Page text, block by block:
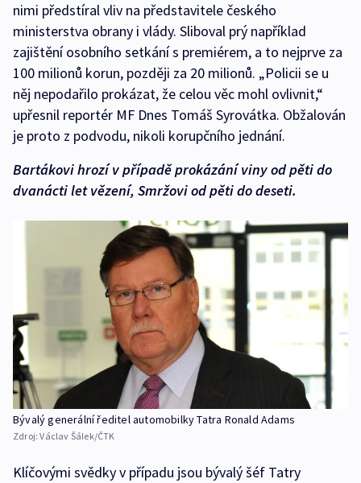
nimi předstíral vliv na představitele českého
ministerstva obrany i vlády. Sliboval prý například
zajištění osobního setkání s premiérem, a to nejprve za
100 milionů korun, později za 20 milionů. „Policii se u
něj nepodařilo prokázat, že celou věc mohl ovlivnit,“
upřesnil reportér MF Dnes Tomáš Syrovátka. Obžalován
je proto z podvodu, nikoli korupčního jednání.
Bartákovi hrozí v případě prokázání viny od pěti do
dvanácti let vězení, Smržovi od pěti do deseti.
Bývalý generální ředitel automobilky Tatra Ronald Adams
Zdroj:Václav Šálek/ČTK
Klíčovými svědky v případu jsou bývalý šéf Tatry